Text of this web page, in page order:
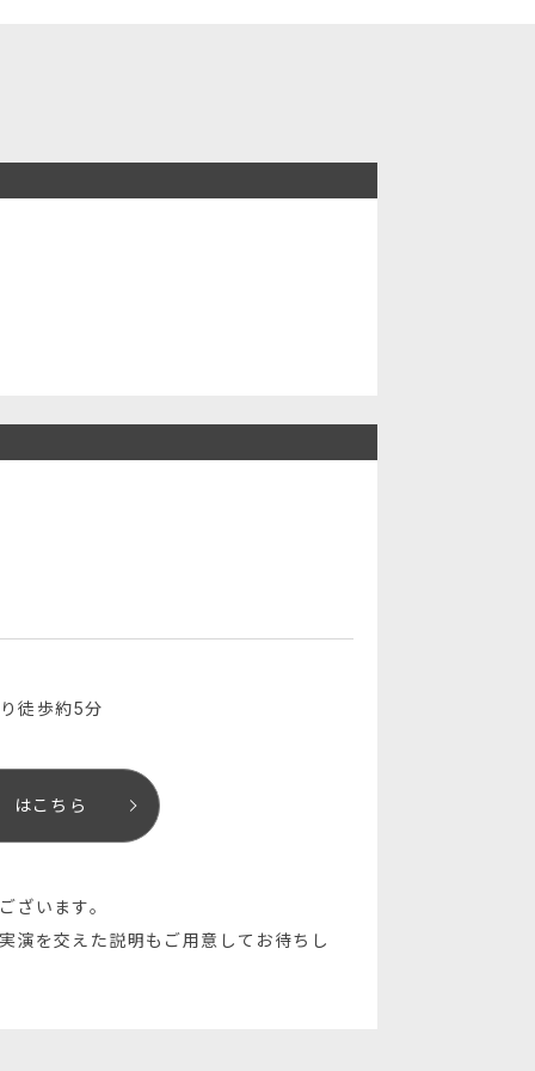
徒歩約5分
はこちら
ざいます。
演を交えた説明もご用意してお待ちし